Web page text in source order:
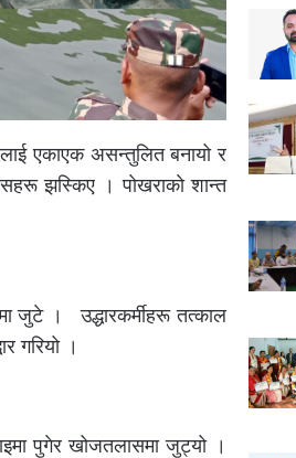
एकाएक असन्तुलित बनायो र
झस्किए । पाेखराकाे शान्त
जुटे । उद्धारकर्मीहरू तत्काल
गरियो ।
पुगेर खोजतलासमा जुट्यो ।